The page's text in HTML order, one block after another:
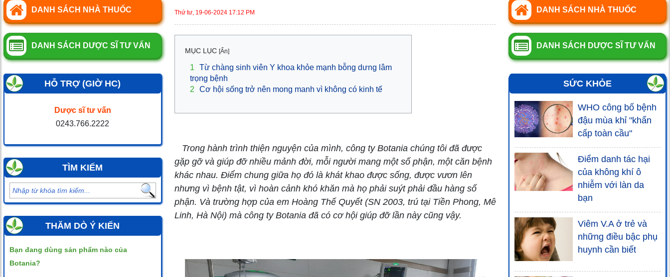
DANH SÁCH NHÀ THUỐC
DANH SÁCH DƯỢC SĨ TƯ VẤN
HỖ TRỢ (GIỜ HC)
Dược sĩ tư vấn
0243.766.2222
TÌM KIẾM
THĂM DÒ Ý KIẾN
Bạn đang dùng sản phẩm nào của
Botania?
Thứ tư, 19-06-2024 17:12 PM
MỤC LỤC [Ẩn]
1
Từ chàng sinh viên Y khoa khỏe mạnh bỗng dưng lâm
trọng bệnh
2
Cơ hội sống trở nên mong manh vì không có kinh tế
Trong hành trình thiện nguyện của mình, công ty Botania chúng tôi đã được
gặp gỡ và giúp đỡ nhiều mảnh đời, mỗi người mang một số phận, một căn bệnh
khác nhau. Điểm chung giữa họ đó là khát khao được sống, được vươn lên
nhưng vì bệnh tật, vì hoàn cảnh khó khăn mà họ phải suýt phải đầu hàng số
phận. Và trường hợp của em Hoàng Thế Quyết (SN 2003, trú tại Tiền Phong, Mê
Linh, Hà Nội) mà công ty Botania đã có cơ hội giúp đỡ lần này cũng vậy.
DANH SÁCH NHÀ THUỐC
DANH SÁCH DƯỢC SĨ TƯ VẤN
SỨC KHỎE
WHO công bố bệnh
đậu mùa khỉ "khẩn
cấp toàn cầu"
Điểm danh tác hại
của không khí ô
nhiễm với làn da
bạn
Viêm V.A ở trẻ và
những điều bậc phụ
huynh cần biết